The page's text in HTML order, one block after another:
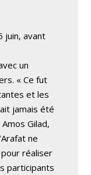
juin, avant
un
« Ce fut
et les
jamais été
Gilad,
ne
réaliser
participants